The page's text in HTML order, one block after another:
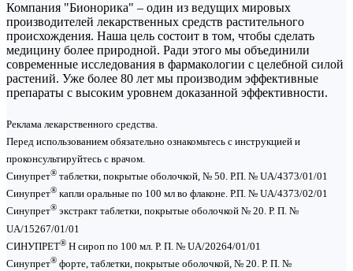
Компания "Бионорика" – один из ведущих мировых
производителей лекарственных средств растительного
происхождения. Наша цель состоит в том, чтобы сделать
медицину более природной. Ради этого мы объединили
современные исследования в фармакологии с целебной силой
растений. Уже более 80 лет мы производим эффективные
препараты с высоким уровнем доказанной эффективности.
Реклама лекарственного средства.
Перед использованием обязательно ознакомьтесь с инструкцией и
проконсультируйтесь с врачом.
Синупрет® таблетки, покрытые оболочкой, № 50. Р.П. № UA/4373/01/01
Синупрет® капли оральные по 100 мл во флаконе. Р.П. № UA/4373/02/01
Синупрет® экстракт таблетки, покрытые оболочкой № 20. Р. П. №
UA/15267/01/01
СИНУПРЕТ® Н сироп по 100 мл. Р. П. № UA/20264/01/01
Синупрет® форте, таблетки, покрытые оболочкой, № 20. Р. П. №